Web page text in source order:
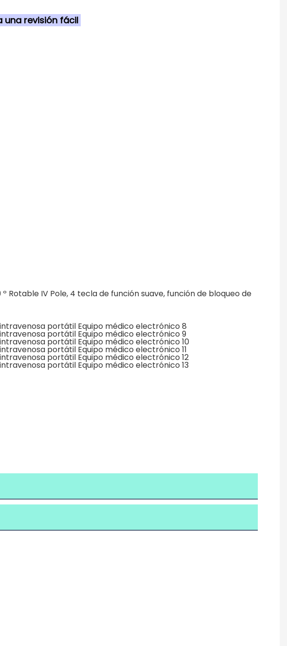
Rotable IV Pole, 4 tecla de función suave, función de bloqueo de